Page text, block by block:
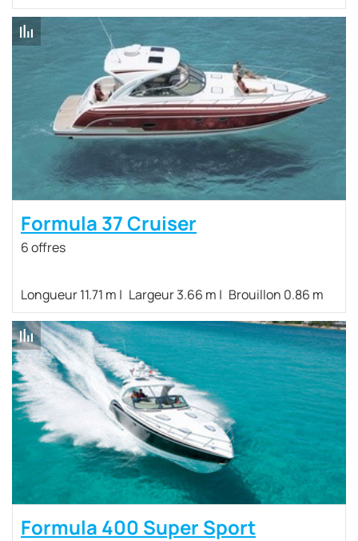
Formula 37 Cruiser
6 offres
Longueur 11.71 m Largeur 3.66 m Brouillon 0.86 m
Formula 400 Super Sport